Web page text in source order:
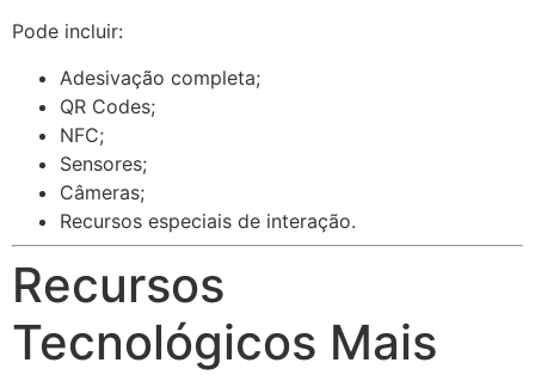
Pode incluir:
Adesivação completa;
QR Codes;
NFC;
Sensores;
Câmeras;
Recursos especiais de interação.
Recursos
Tecnológicos Mais